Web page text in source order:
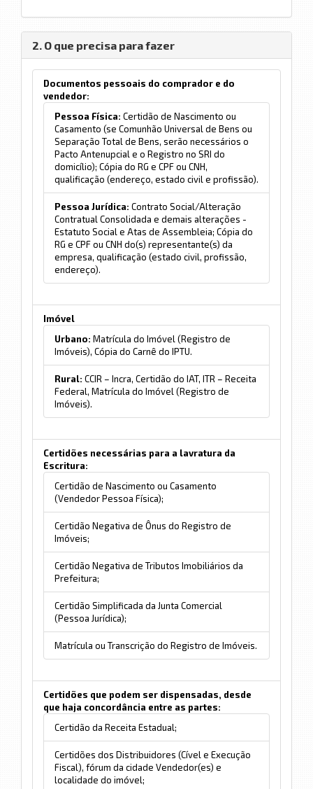
2. O que precisa para fazer
Documentos pessoais do comprador e do
vendedor:
Pessoa Física: Certidão de Nascimento ou
Casamento (se Comunhão Universal de Bens ou
Separação Total de Bens, serão necessários o
Pacto Antenupcial e o Registro no SRI do
domicílio); Cópia do RG e CPF ou CNH,
qualificação (endereço, estado civil e profissão).
Pessoa Jurídica: Contrato Social/Alteração
Contratual Consolidada e demais alterações -
Estatuto Social e Atas de Assembleia; Cópia do
RG e CPF ou CNH do(s) representante(s) da
empresa, qualificação (estado civil, profissão,
endereço).
Imóvel
Urbano: Matrícula do Imóvel (Registro de
Imóveis), Cópia do Carnê do IPTU.
Rural: CCIR – Incra, Certidão do IAT, ITR – Receita
Federal, Matrícula do Imóvel (Registro de
Imóveis).
Certidões necessárias para a lavratura da
Escritura:
Certidão de Nascimento ou Casamento
(Vendedor Pessoa Física);
Certidão Negativa de Ônus do Registro de
Imóveis;
Certidão Negativa de Tributos Imobiliários da
Prefeitura;
Certidão Simplificada da Junta Comercial
(Pessoa Jurídica);
Matrícula ou Transcrição do Registro de Imóveis.
Certidões que podem ser dispensadas, desde
que haja concordância entre as partes:
Certidão da Receita Estadual;
Certidões dos Distribuidores (Cível e Execução
Fiscal), fórum da cidade Vendedor(es) e
localidade do imóvel;